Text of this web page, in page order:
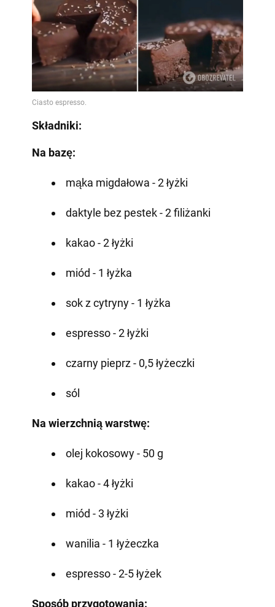
Składniki:
Na bazę:
mąka migdałowa - 2 łyżki
daktyle bez pestek - 2 filiżanki
kakao - 2 łyżki
miód - 1 łyżka
sok z cytryny - 1 łyżka
espresso - 2 łyżki
czarny pieprz - 0,5 łyżeczki
sól
Na wierzchnią warstwę:
olej kokosowy - 50 g
kakao - 4 łyżki
miód - 3 łyżki
wanilia - 1 łyżeczka
espresso - 2-5 łyżek
Sposób przygotowania: